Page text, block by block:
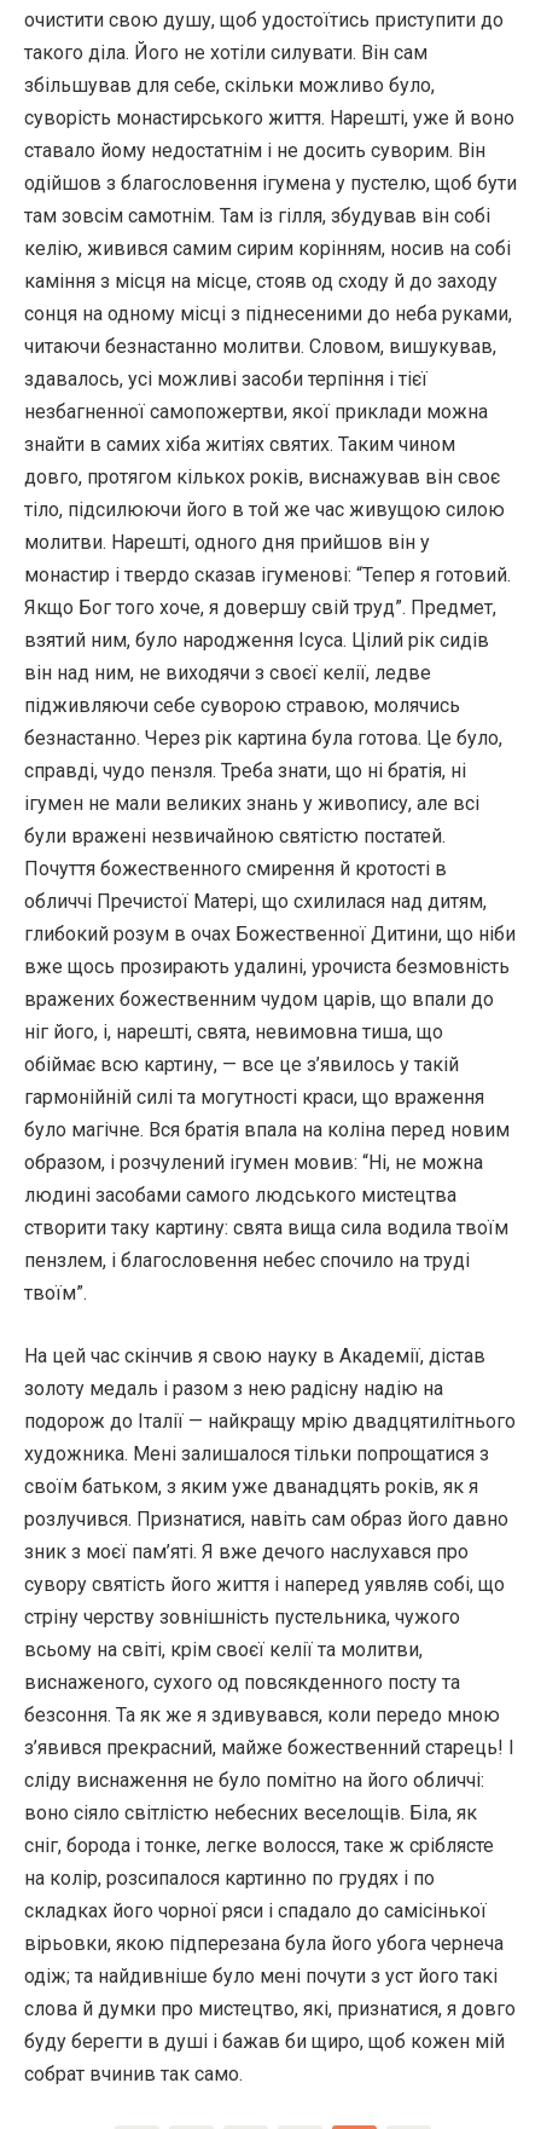
очистити свою душу, щоб удостоїтись приступити до
такого діла. Його не хотіли силувати. Він сам
збільшував для себе, скільки можливо було,
суворість монастирського життя. Нарешті, уже й воно
ставало йому недостатнім і не досить суворим. Він
одійшов з благословення ігумена у пустелю, щоб бути
там зовсім самотнім. Там із гілля, збудував він собі
келію, живився самим сирим корінням, носив на собі
каміння з місця на місце, стояв од сходу й до заходу
сонця на одному місці з піднесеними до неба руками,
читаючи безнастанно молитви. Словом, вишукував,
здавалось, усі можливі засоби терпіння і тієї
незбагненної самопожертви, якої приклади можна
знайти в самих хіба житіях святих. Таким чином
довго, протягом кількох років, виснажував він своє
тіло, підсилюючи його в той же час живущою силою
молитви. Нарешті, одного дня прийшов він у
монастир і твердо сказав ігуменові: “Тепер я готовий.
Якщо Бог того хоче, я довершу свій труд”. Предмет,
взятий ним, було народження Ісуса. Цілий рік сидів
він над ним, не виходячи з своєї келії, ледве
підживляючи себе суворою стравою, молячись
безнастанно. Через рік картина була готова. Це було,
справді, чудо пензля. Треба знати, що ні братія, ні
ігумен не мали великих знань у живопису, але всі
були вражені незвичайною святістю постатей.
Почуття божественного смирення й кротості в
обличчі Пречистої Матері, що схилилася над дитям,
глибокий розум в очах Божественної Дитини, що ніби
вже щось прозирають удалині, урочиста безмовність
вражених божественним чудом царів, що впали до
ніг його, і, нарешті, свята, невимовна тиша, що
обіймає всю картину, — все це з’явилось у такій
гармонійній силі та могутності краси, що враження
було магічне. Вся братія впала на коліна перед новим
образом, і розчулений ігумен мовив: “Ні, не можна
людині засобами самого людського мистецтва
створити таку картину: свята вища сила водила твоїм
пензлем, і благословення небес спочило на труді
твоїм”.
На цей час скінчив я свою науку в Академії, дістав
золоту медаль і разом з нею радісну надію на
подорож до Італії — найкращу мрію двадцятилітнього
художника. Мені залишалося тільки попрощатися з
своїм батьком, з яким уже дванадцять років, як я
розлучився. Признатися, навіть сам образ його давно
зник з моєї пам’яті. Я вже дечого наслухався про
сувору святість його життя і наперед уявляв собі, що
стріну черству зовнішність пустельника, чужого
всьому на світі, крім своєї келії та молитви,
виснаженого, сухого од повсякденного посту та
безсоння. Та як же я здивувався, коли передо мною
з’явився прекрасний, майже божественний старець! І
сліду виснаження не було помітно на його обличчі:
воно сіяло світлістю небесних веселощів. Біла, як
сніг, борода і тонке, легке волосся, таке ж сріблясте
на колір, розсипалося картинно по грудях і по
складках його чорної ряси і спадало до самісінької
вірьовки, якою підперезана була його убога чернеча
одіж; та найдивніше було мені почути з уст його такі
слова й думки про мистецтво, які, признатися, я довго
буду берегти в душі і бажав би щиро, щоб кожен мій
собрат вчинив так само.